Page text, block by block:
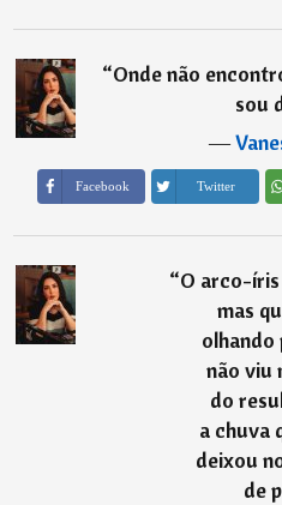
“Onde não
sou
―
Facebook Twitter
“O arco-
mas
olhando
não viu
do
a chuva
deixou
de